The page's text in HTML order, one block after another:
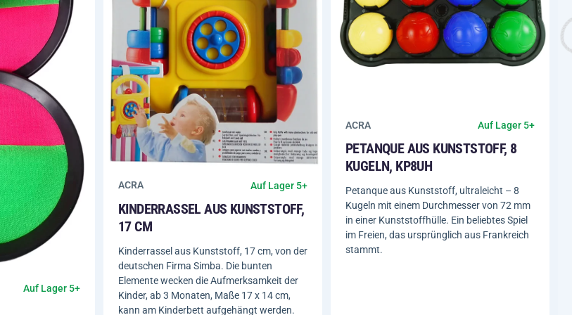
Auf Lager 5+
ACRA Auf Lager 5+
KINDERRASSEL AUS KUNSTSTOFF,
17 CM
Kinderrassel aus Kunststoff, 17 cm, von der
deutschen Firma Simba. Die bunten
Elemente wecken die Aufmerksamkeit der
Kinder, ab 3 Monaten, Maße 17 x 14 cm,
kann am Kinderbett aufgehängt werden.
ACRA Auf Lager 5+
PETANQUE AUS KUNSTSTOFF, 8
KUGELN, KP8UH
Petanque aus Kunststoff, ultraleicht – 8
Kugeln mit einem Durchmesser von 72 mm
in einer Kunststoffhülle. Ein beliebtes Spiel
im Freien, das ursprünglich aus Frankreich
stammt.